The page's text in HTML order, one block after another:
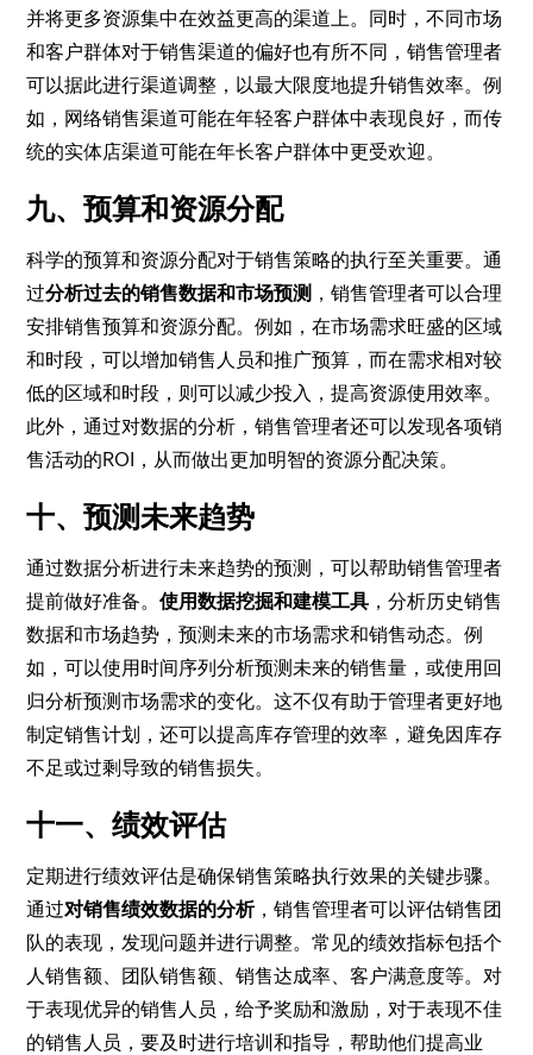
并将更多资源集中在效益更高的渠道上。同时，不同市场
和客户群体对于销售渠道的偏好也有所不同，销售管理者
可以据此进行渠道调整，以最大限度地提升销售效率。例
如，网络销售渠道可能在年轻客户群体中表现良好，而传
统的实体店渠道可能在年长客户群体中更受欢迎。
九、预算和资源分配
科学的预算和资源分配对于销售策略的执行至关重要。通
过分析过去的销售数据和市场预测 ，销售管理者可以合理
安排销售预算和资源分配。例如，在市场需求旺盛的区域
和时段，可以增加销售人员和推广预算，而在需求相对较
低的区域和时段，则可以减少投入，提高资源使用效率。
此外，通过对数据的分析，销售管理者还可以发现各项销
售活动的ROI，从而做出更加明智的资源分配决策。
十、预测未来趋势
通过数据分析进行未来趋势的预测，可以帮助销售管理者
提前做好准备。使用数据挖掘和建模工具 ，分析历史销售
数据和市场趋势，预测未来的市场需求和销售动态。例
如，可以使用时间序列分析预测未来的销售量，或使用回
归分析预测市场需求的变化。这不仅有助于管理者更好地
制定销售计划，还可以提高库存管理的效率，避免因库存
不足或过剩导致的销售损失。
十一、绩效评估
定期进行绩效评估是确保销售策略执行效果的关键步骤。
通过对销售绩效数据的分析，销售管理者可以评估销售团
队的表现，发现问题并进行调整。常见的绩效指标包括个
人销售额、团队销售额、销售达成率、客户满意度等。对
于表现优异的销售人员，给予奖励和激励，对于表现不佳
的销售人员，要及时进行培训和指导，帮助他们提高业